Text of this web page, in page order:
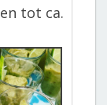
en tot ca.